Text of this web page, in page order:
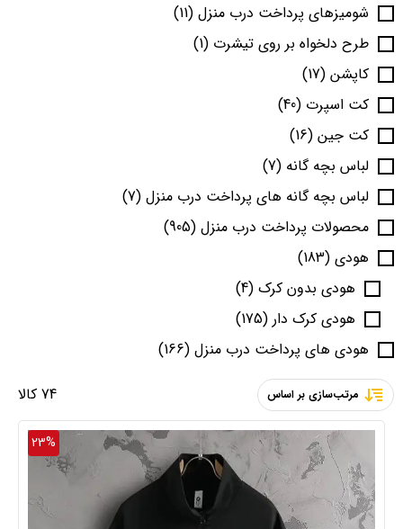
شومیزهای پرداخت درب منزل (11)
طرح دلخواه بر روی تیشرت (1)
کاپشن (17)
کت اسپرت (40)
کت جین (16)
لباس بچه گانه (7)
لباس بچه گانه های پرداخت درب منزل (7)
محصولات پرداخت درب منزل (905)
هودی (183)
هودی بدون کرک (4)
هودی کرک دار (175)
هودی های پرداخت درب منزل (166)
74 کالا
مرتب‌سازی بر اساس
23%